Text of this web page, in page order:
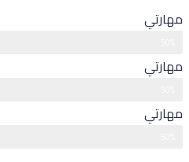
مهارتي
مهارتي
مهارتي